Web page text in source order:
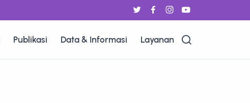
Publikasi Data & Informasi Layanan